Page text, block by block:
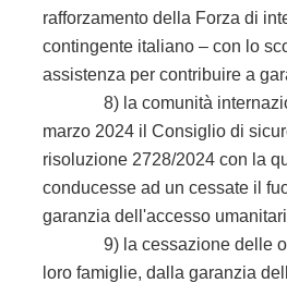
rafforzamento della Forza di
contingente italiano – con lo
assistenza per contribuire a
8) la comunità
marzo 2024 il Consiglio di
risoluzione 2728/2024 con la
conducesse ad un cessate il
garanzia dell'accesso
9) la cessazione delle
loro famiglie, dalla garanzia